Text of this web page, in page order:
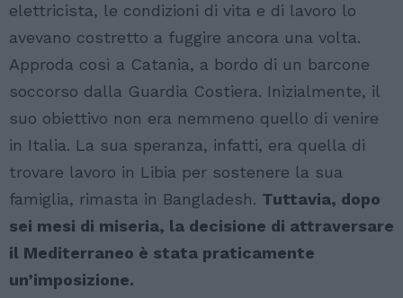
elettricista, le condizioni di vita e di lavoro lo
avevano costretto a fuggire ancora una volta.
Approda così a Catania, a bordo di un barcone
soccorso dalla Guardia Costiera. Inizialmente, il
suo obiettivo non era nemmeno quello di venire
in Italia. La sua speranza, infatti, era quella di
trovare lavoro in Libia per sostenere la sua
famiglia, rimasta in Bangladesh. Tuttavia, dopo
sei mesi di miseria, la decisione di attraversare
il Mediterraneo è stata praticamente
un’imposizione.